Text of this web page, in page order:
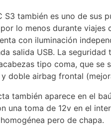
S3 también es uno de sus
lo menos durante
con iluminación
salida USB. La
tipo coma, que se
doble airbag frontal
también aparece en el
una toma de 12v en el
pero de chapa.